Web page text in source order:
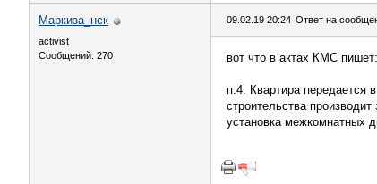
Маркиза_нск
activist
Сообщений: 270
09.02.19 20:24 Ответ на
вот что в актах КМС пишет:
п.4. Квартира передается
строительства
установка межкомнатных